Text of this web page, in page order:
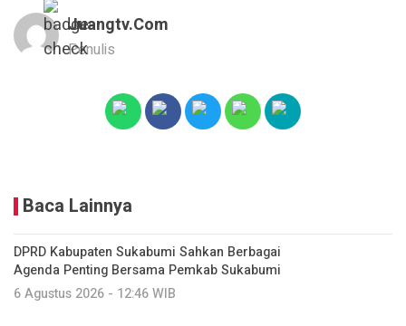
Juangtv.com
Penulis
Baca Lainnya
DPRD Kabupaten Sukabumi Sahkan Berbagai
Agenda Penting Bersama Pemkab Sukabumi
6 Agustus 2026 - 12:46 WIB